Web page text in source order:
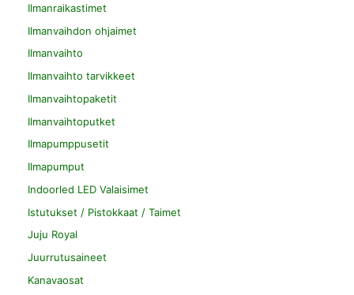
Ilmanraikastimet
Ilmanvaihdon ohjaimet
Ilmanvaihto
Ilmanvaihto tarvikkeet
Ilmanvaihtopaketit
Ilmanvaihtoputket
Ilmapumppusetit
Ilmapumput
Indoorled LED Valaisimet
Istutukset / Pistokkaat / Taimet
Juju Royal
Juurrutusaineet
Kanavaosat